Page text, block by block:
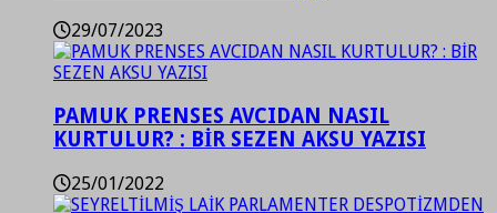
29/07/2023
PAMUK PRENSES AVCIDAN NASIL
KURTULUR? : BİR SEZEN AKSU YAZISI
25/01/2022